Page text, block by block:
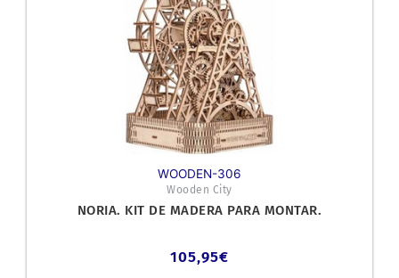
WOODEN-306
Wooden City
NORIA. KIT DE MADERA PARA MONTAR.
105,95€